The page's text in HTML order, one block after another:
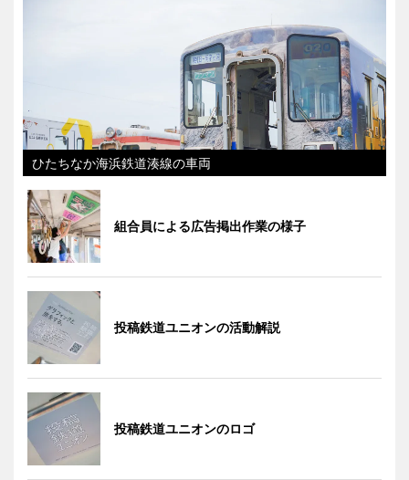
ひたちなか海浜鉄道湊線の車両
組合員による広告掲出作業の様子
投稿鉄道ユニオンの活動解説
投稿鉄道ユニオンのロゴ